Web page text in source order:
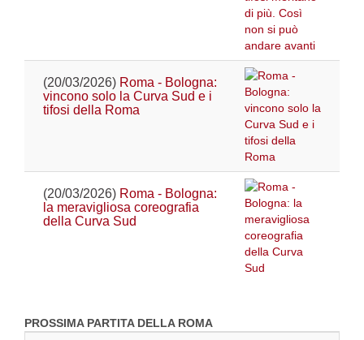
(20/03/2026) Roma - Bologna:
vincono solo la Curva Sud e i
tifosi della Roma
(20/03/2026) Roma - Bologna:
la meravigliosa coreografia
della Curva Sud
PROSSIMA PARTITA DELLA ROMA